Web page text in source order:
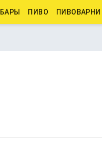
БАРЫ ПИВО ПИВОВАРНИ